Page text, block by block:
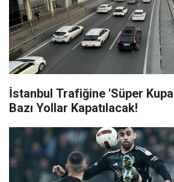
İstanbul Trafiğine 'Süper
Bazı Yollar Kapatılacak!